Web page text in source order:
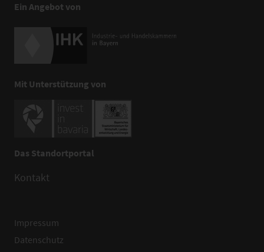
Ein Angebot von
Mit Unterstützung von
Das Standortportal
Kontakt
Impressum
Datenschutz